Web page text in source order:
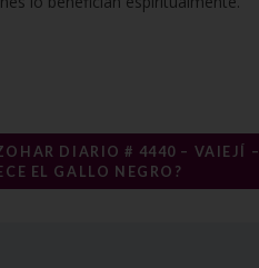
DIARIO # 4440 – VAIEJÍ –
EL GALLO NEGRO?